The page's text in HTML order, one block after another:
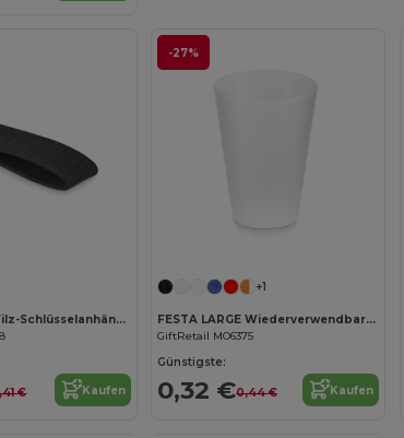
SUORA RPET-Filz-Schlüsselanhänger
€ Kaufen
-27%
+1
FESTA LARGE Wiederverwendbarer Becher 300ml
GiftRetail MO6375
Günstigste:
0,32 €0,44 € Kaufen